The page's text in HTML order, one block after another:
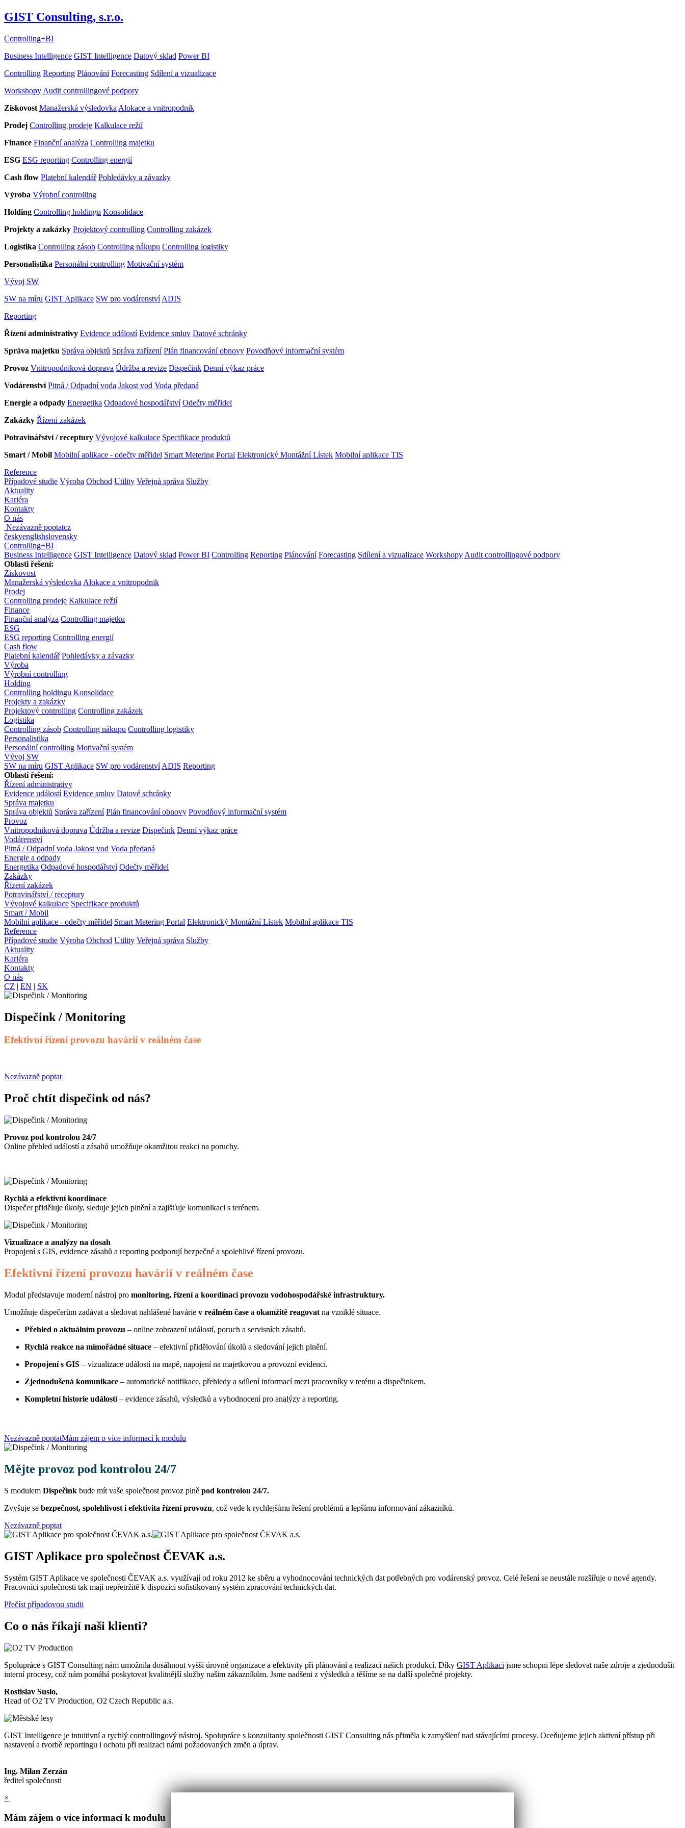
GIST Consulting, s.r.o.
Controlling+BI
Business Intelligence GIST Intelligence Datový sklad Power BI
Controlling Reporting Plánování Forecasting Sdílení a vizualizace
Workshopy Audit controllingové podpory
Ziskovost Manažerská výsledovka Alokace a vnitropodnik
Prodej Controlling prodeje Kalkulace režií
Finance Finanční analýza Controlling majetku
ESG ESG reporting Controlling energií
Cash flow Platební kalendář Pohledávky a závazky
Výroba Výrobní controlling
Holding Controlling holdingu Konsolidace
Projekty a zakázky Projektový controlling Controlling zakázek
Logistika Controlling zásob Controlling nákupu Controlling logistiky
Personalistika Personální controlling Motivační systém
Vývoj SW
SW na míru GIST Aplikace SW pro vodárenství ADIS
Reporting
Řízení administrativy Evidence událostí Evidence smluv Datové schránky
Správa majetku Správa objektů Správa zařízení Plán financování obnovy Povodňový informační systém
Provoz Vnitropodniková doprava Údržba a revize Dispečink Denní výkaz práce
Vodárenství Pitná / Odpadní voda Jakost vod Voda předaná
Energie a odpady Energetika Odpadové hospodářství Odečty měřidel
Zakázky Řízení zakázek
Potravinářství / receptury Vývojové kalkulace Specifikace produktů
Smart / Mobil Mobilní aplikace - odečty měřidel Smart Metering Portal Elektronický Montážní Lístek Mobilní aplikace TIS
Reference
Případové studie Výroba Obchod Utility Veřejná správa Služby
Aktuality
Kariéra
Kontakty
O nás
Nezávazně poptatcz
českyenglishslovensky
Controlling+BI
Business Intelligence GIST Intelligence Datový sklad Power BI Controlling Reporting Plánování Forecasting Sdílení a vizualizace Workshopy Audit controllingové podpory
Oblasti řešení:
Ziskovost
Manažerská výsledovka Alokace a vnitropodnik
Prodej
Controlling prodeje Kalkulace režií
Finance
Finanční analýza Controlling majetku
ESG
ESG reporting Controlling energií
Cash flow
Platební kalendář Pohledávky a závazky
Výroba
Výrobní controlling
Holding
Controlling holdingu Konsolidace
Projekty a zakázky
Projektový controlling Controlling zakázek
Logistika
Controlling zásob Controlling nákupu Controlling logistiky
Personalistika
Personální controlling Motivační systém
Vývoj SW
SW na míru GIST Aplikace SW pro vodárenství ADIS Reporting
Oblasti řešení:
Řízení administrativy
Evidence událostí Evidence smluv Datové schránky
Správa majetku
Správa objektů Správa zařízení Plán financování obnovy Povodňový informační systém
Provoz
Vnitropodniková doprava Údržba a revize Dispečink Denní výkaz práce
Vodárenství
Pitná / Odpadní voda Jakost vod Voda předaná
Energie a odpady
Energetika Odpadové hospodářství Odečty měřidel
Zakázky
Řízení zakázek
Potravinářství / receptury
Vývojové kalkulace Specifikace produktů
Smart / Mobil
Mobilní aplikace - odečty měřidel Smart Metering Portal Elektronický Montážní Lístek Mobilní aplikace TIS
Reference
Případové studie Výroba Obchod Utility Veřejná správa Služby
Aktuality
Kariéra
Kontakty
O nás
CZ | EN | SK
Dispečink / Monitoring
Efektivní řízení provozu havárií v reálném čase
Nezávazně poptat
Proč chtít dispečink od nás?
Provoz pod kontrolou 24/7
Online přehled událostí a zásahů umožňuje okamžitou reakci na poruchy.
Rychlá a efektivní koordinace
Dispečer přiděluje úkoly, sleduje jejich plnění a zajišťuje komunikaci s terénem.
Vizualizace a analýzy na dosah
Propojení s GIS, evidence zásahů a reporting podporují bezpečné a spolehlivé řízení provozu.
Efektivní řízení provozu havárií v reálném čase
Modul představuje moderní nástroj pro monitoring, řízení a koordinaci provozu vodohospodářské infrastruktury.
Umožňuje dispečerům zadávat a sledovat nahlášené havárie v reálném čase a okamžitě reagovat na vzniklé situace.
Přehled o aktuálním provozu – online zobrazení událostí, poruch a servisních zásahů.
Rychlá reakce na mimořádné situace – efektivní přidělování úkolů a sledování jejich plnění.
Propojení s GIS – vizualizace událostí na mapě, napojení na majetkovou a provozní evidenci.
Zjednodušená komunikace – automatické notifikace, přehledy a sdílení informací mezi pracovníky v terénu a dispečinkem.
Kompletní historie událostí– evidence zásahů, výsledků a vyhodnocení pro analýzy a reporting.
Nezávazně poptatMám zájem o více informací k modulu
Mějte provoz pod kontrolou 24/7
S modulem Dispečink bude mít vaše společnost provoz plně pod kontrolou 24/7.
Zvyšuje se bezpečnost, spolehlivost i efektivita řízení provozu, což vede k rychlejšímu řešení problémů a lepšímu informování zákazníků.
Nezávazně poptat
GIST Aplikace pro společnost ČEVAK a.s.
Systém GIST Aplikace ve společnosti ČEVAK a.s. využívají od roku 2012 ke sběru a vyhodnocování technických dat potřebných pro vodárenský provoz. Celé řešení se neustále rozšiřuje o nové agendy.
Pracovníci společnosti tak mají nepřetržitě k dispozici sofistikovaný systém zpracování technických dat.
Přečíst případovou studii
Co o nás říkají naši klienti?
Spolupráce s GIST Consulting nám umožnila dosáhnout vyšší úrovně organizace a efektivity při plánování a realizaci našich produkcí. Díky GIST Aplikaci jsme schopni lépe sledovat naše zdroje a zjednodušit
interní procesy, což nám pomáhá poskytovat kvalitnější služby našim zákazníkům. Jsme nadšeni z výsledků a těšíme se na další společné projekty.
Rostislav Suslo,
Head of O2 TV Production, O2 Czech Republic a.s.
GIST Intelligence je intuitivní a rychlý controllingový nástroj. Spolupráce s konzultanty společnosti GIST Consulting nás přiměla k zamyšlení nad stávajícími procesy. Oceňujeme jejich aktivní přístup při
nastavení a tvorbě reportingu i ochotu při realizaci námi požadovaných změn a úprav.
Ing. Milan Zerzán
ředitel společnosti
×
Mám zájem o více informací k modulu